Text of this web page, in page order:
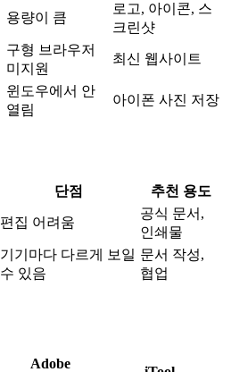
용량이 큼
로고, 아이콘, 스
크린샷
구형 브라우저
미지원
최신 웹사이트
윈도우에서 안
열림
아이폰 사진 저장
단점 추천 용도
편집 어려움
공식 문서,
인쇄물
기기마다 다르게 보일
수 있음
문서 작성,
협업
Adobe